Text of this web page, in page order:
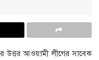
উত্তর আওয়ামী লীগের সাবেক